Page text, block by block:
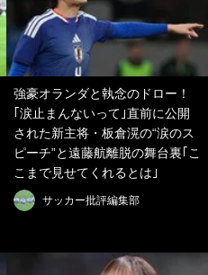
強豪オランダと執念のドロー！
｢涙止まんないって｣直前に公開
された新主将・板倉滉の“涙のス
ピーチ”と遠藤航離脱の舞台裏｢こ
こまで見せてくれるとは｣
サッカー批評編集部